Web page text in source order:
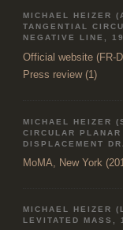
MICHAEL HEIZER
TANGENTIAL
NEGATIVE LINE,
Official website (FR-
Press review (1)
MICHAEL HEIZER
CIRCULAR PLANAR
DISPLACEMENT
MoMA, New York
MICHAEL HEIZER
LEVITATED MASS,